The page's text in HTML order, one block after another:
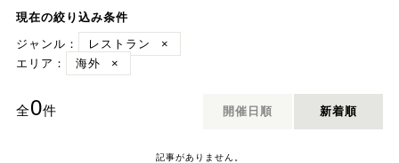
現在の絞り込み条件
ジャンル：
レストラン
×
エリア：
海外 ×
全0件 開催日順 新着順
記事がありません。